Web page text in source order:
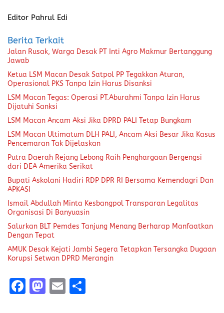
Editor Pahrul Edi
Berita Terkait
Jalan Rusak, Warga Desak PT Inti Agro Makmur Bertanggung
Jawab
Ketua LSM Macan Desak Satpol PP Tegakkan Aturan,
Operasional PKS Tanpa Izin Harus Disanksi
LSM Macan Tegas: Operasi PT.Aburahmi Tanpa Izin Harus
Dijatuhi Sanksi
LSM Macan Ancam Aksi Jika DPRD PALI Tetap Bungkam
LSM Macan Ultimatum DLH PALI, Ancam Aksi Besar Jika Kasus
Pencemaran Tak Dijelaskan
Putra Daerah Rejang Lebong Raih Penghargaan Bergengsi
dari DEA Amerika Serikat
Bupati Askolani Hadiri RDP DPR RI Bersama Kemendagri Dan
APKASI
Ismail Abdullah Minta Kesbangpol Transparan Legalitas
Organisasi Di Banyuasin
Salurkan BLT Pemdes Tanjung Menang Berharap Manfaatkan
Dengan Tepat
AMUK Desak Kejati Jambi Segera Tetapkan Tersangka Dugaan
Korupsi Setwan DPRD Merangin
F
M E